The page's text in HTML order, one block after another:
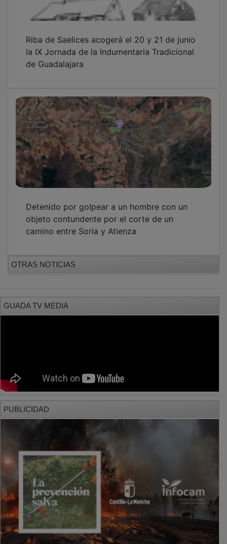
Riba de Saelices acogerá el 20 y 21 de junio
la IX Jornada de la Indumentaria Tradicional
de Guadalajara
Detenido por golpear a un hombre con un
objeto contundente por el corte de un
camino entre Soria y Atienza
OTRAS NOTICIAS
GUADA TV MEDIA
PUBLICIDAD